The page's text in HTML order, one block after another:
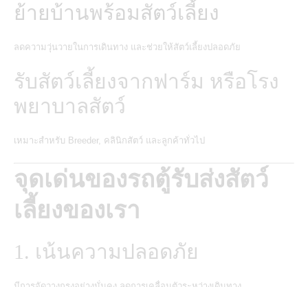
ย้ายบ้านพร้อมสัตว์เลี้ยง
ลดความวุ่นวายในการเดินทาง และช่วยให้สัตว์เลี้ยงปลอดภัย
รับสัตว์เลี้ยงจากฟาร์ม หรือโรง
พยาบาลสัตว์
เหมาะสำหรับ Breeder, คลินิกสัตว์ และลูกค้าทั่วไป
จุดเด่นของรถตู้รับส่งสัตว์
เลี้ยงของเรา
1. เน้นความปลอดภัย